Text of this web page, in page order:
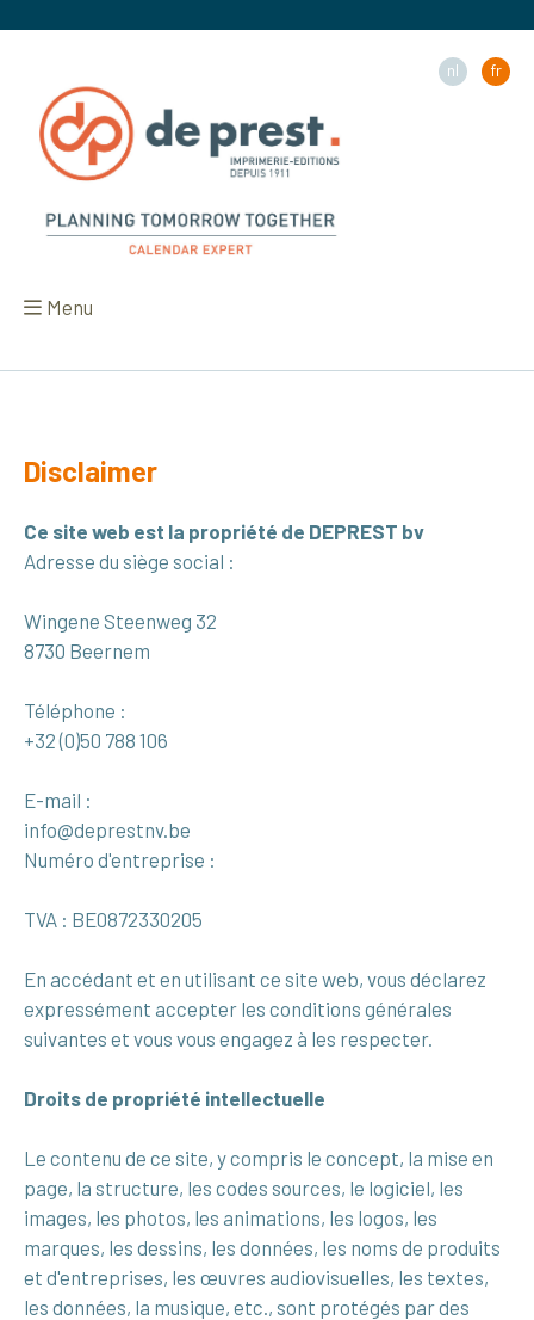
nl fr
Menu
Disclaimer
Ce site web est la propriété de DEPREST bv
Adresse du siège social :
Wingene Steenweg 32
8730 Beernem
Téléphone :
+32 (0)50 788 106
E-mail :
info@deprestnv.be
Numéro d'entreprise :
TVA : BE0872330205
En accédant et en utilisant ce site web, vous déclarez
expressément accepter les conditions générales
suivantes et vous vous engagez à les respecter.
Droits de propriété intellectuelle
Le contenu de ce site, y compris le concept, la mise en
page, la structure, les codes sources, le logiciel, les
images, les photos, les animations, les logos, les
marques, les dessins, les données, les noms de produits
et d'entreprises, les œuvres audiovisuelles, les textes,
les données, la musique, etc., sont protégés par des